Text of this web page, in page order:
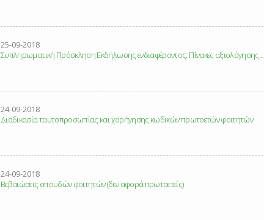
25-09-2018
Συπληρωματική Πρόσκληση Εκδήλωσης ενδιαφέροντος: Πίνακες αξιολόγησης...
24-09-2018
Διαδικασία ταυτοπροσωπίας και χορήγησης κωδικών πρωτοετών φοιτητών
24-09-2018
Βεβαιώσεις σπουδών φοιτητών (δεν αφορά πρωτοετείς)